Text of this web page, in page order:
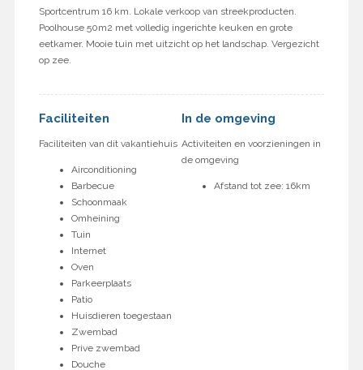
Sportcentrum 16 km. Lokale verkoop van streekproducten.
Poolhouse 50m2 met volledig ingerichte keuken en grote
eetkamer. Mooie tuin met uitzicht op het landschap. Vergezicht
op zee.
Faciliteiten
Faciliteiten van dit vakantiehuis
Airconditioning
Barbecue
Schoonmaak
Omheining
Tuin
Internet
Oven
Parkeerplaats
Patio
Huisdieren toegestaan
Zwembad
Prive zwembad
Douche
In de omgeving
Activiteiten en voorzieningen in
de omgeving
Afstand tot zee: 16km